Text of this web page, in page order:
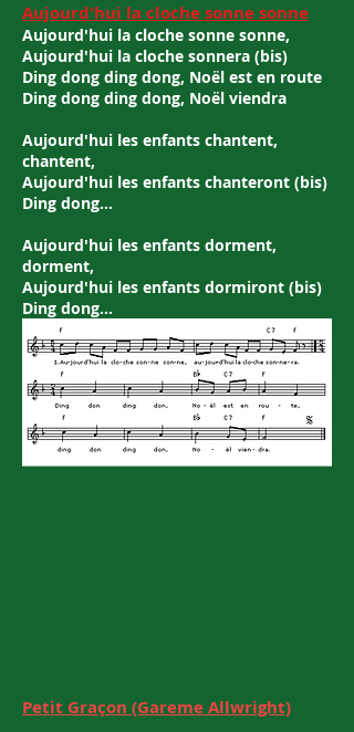
Aujourd'hui la cloche sonne sonne
Aujourd'hui la cloche sonne sonne,
Aujourd'hui la cloche sonnera (bis)
Ding dong ding dong, Noël est en route
Ding dong ding dong, Noël viendra
Aujourd'hui les enfants chantent,
chantent,
Aujourd'hui les enfants chanteront (bis)
Ding dong…
Aujourd'hui les enfants dorment,
dorment,
Aujourd'hui les enfants dormiront (bis)
Ding dong…
Petit Graçon (Gareme Allwright)